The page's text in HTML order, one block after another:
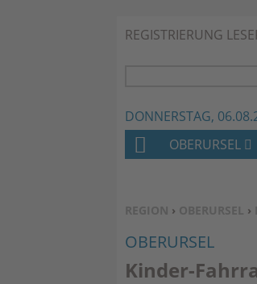
REGISTRIERUNG
DONNERSTAG,
SIE BEFINDEN SICH
REGION › OBERURSEL ›
OBERURSEL
Kinder-
H
M
E
OBERURSEL